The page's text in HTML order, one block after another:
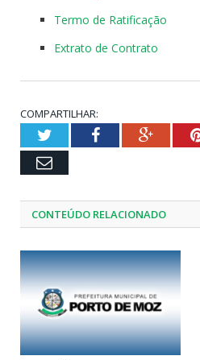
Termo de Ratificação
Extrato de Contrato
COMPARTILHAR:
TwitterFacebook
Email
CONTEÚDO RELACIONADO